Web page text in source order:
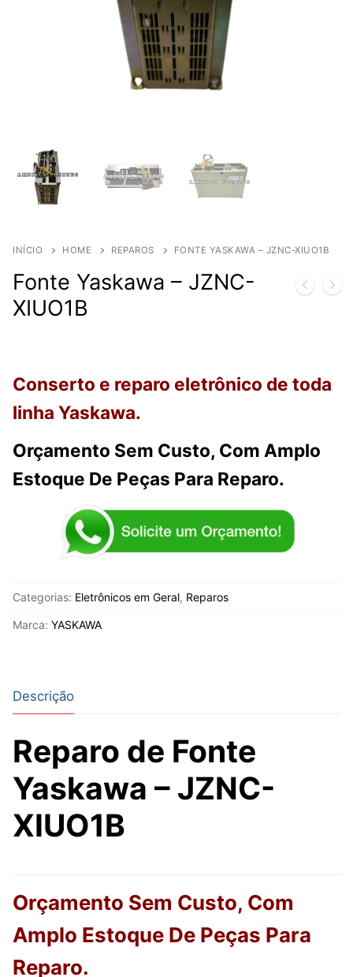
INÍCIO HOME REPAROS FONTE YASKAWA – JZNC-XIUO1B
Fonte Yaskawa – JZNC-
XIUO1B
Conserto e reparo eletrônico de toda
linha Yaskawa.
Orçamento Sem Custo, Com Amplo
Estoque De Peças Para Reparo.
Categorias: Eletrônicos em Geral, Reparos
Marca: YASKAWA
Descrição
Reparo de Fonte
Yaskawa – JZNC-
XIUO1B
Orçamento Sem Custo, Com
Amplo Estoque De Peças Para
Reparo.